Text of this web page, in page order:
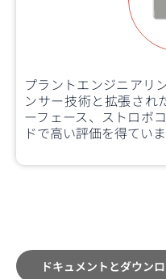
プラントエンジニアリ
ンサー技術と拡張され
ーフェース、ストロボ
ドで高い評価を得ていま
ドキュメントとダウン